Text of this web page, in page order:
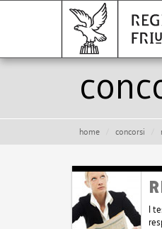
home concorsi
I